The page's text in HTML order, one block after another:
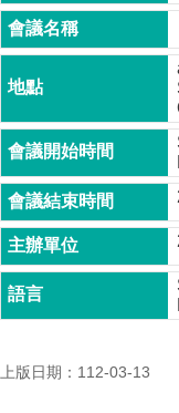
在
職
專
班
學
術
究
國
家
發
展
期
上版日期：112-03-13